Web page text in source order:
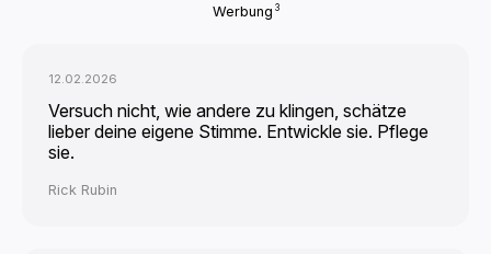
Werbung 3
12.02.2026
Versuch nicht, wie andere zu klingen, schätze
lieber deine eigene Stimme. Entwickle sie. Pflege
sie.
Rick Rubin